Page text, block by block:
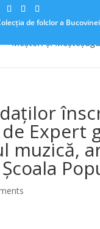
de folclor a Bucovinei
Meșteri și
Expert
muzică,